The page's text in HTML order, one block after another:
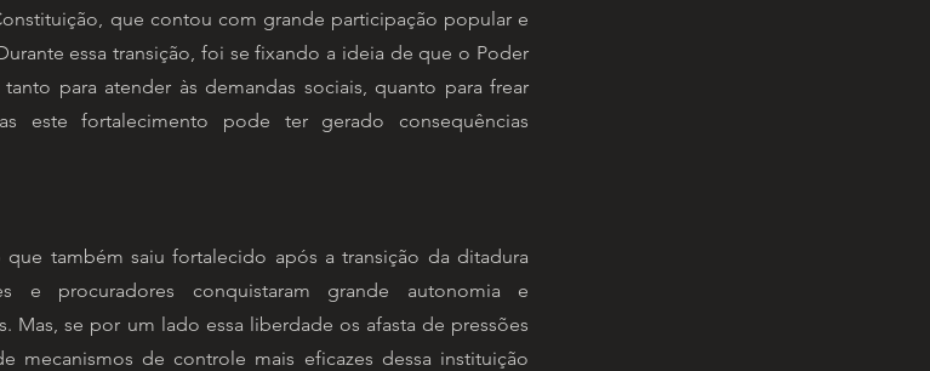
que contou com grande participação popular e
essa transição, foi se fixando a ideia de que o Poder
para atender às demandas sociais, quanto para frear
este fortalecimento pode ter gerado consequências
também saiu fortalecido após a transição da ditadura
e procuradores conquistaram grande autonomia e
Mas, se por um lado essa liberdade os afasta de pressões
mecanismos de controle mais eficazes dessa instituição